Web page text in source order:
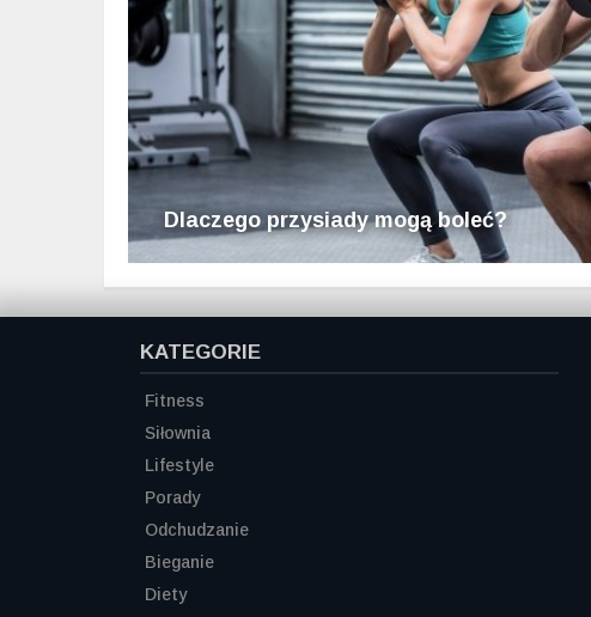
Dlaczego przysiady mogą boleć?
KATEGORIE
Fitness
Siłownia
Lifestyle
Porady
Odchudzanie
Bieganie
Diety